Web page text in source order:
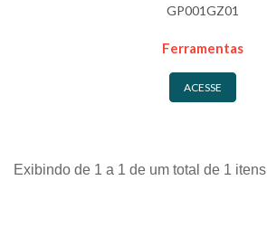
GP001GZ01
Ferramentas
ACESSE
Exibindo de 1 a 1 de um total de 1 itens